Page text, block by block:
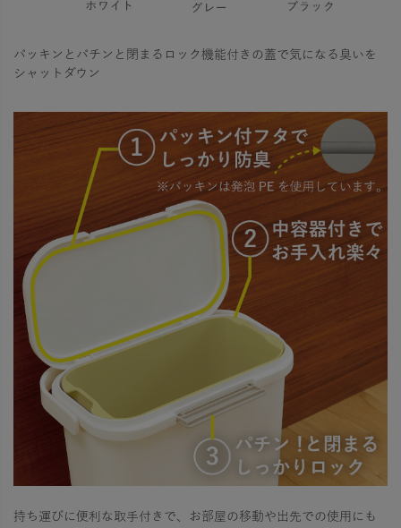
パッキンとパチンと閉まるロック機能付きの蓋で気になる臭いを
シャットダウン
持ち運びに便利な取手付きで、お部屋の移動や出先での使用にも